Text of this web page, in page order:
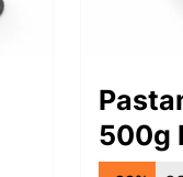
500g
Pâtes